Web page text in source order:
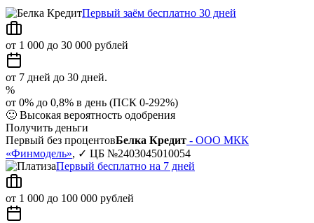
Первый заём бесплатно 30 дней
от 1 000 до 30 000 рублей
от 7 дней до 30 дней.
%
от 0% до 0,8% в день (ПСК 0-292%)
🙂 Высокая вероятность одобрения
Получить деньги
Первый без процентовБелка Кредит - ООО МКК
«Финмодель», ✓ ЦБ №2403045010054
Первый бесплатно на 7 дней
от 1 000 до 100 000 рублей